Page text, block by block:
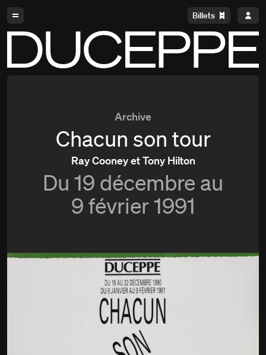
Billets
Archive
Chacun son tour
Ray Cooney et Tony Hilton
Du 19 décembre au
9 février 1991